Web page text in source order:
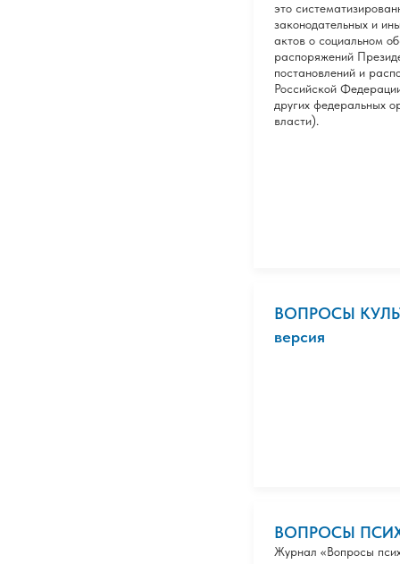
это
законодательных и
актов о социальном
распоряжений
постановлений и
Российской
других федеральных
власти).
ВОПРОСЫ
версия
ВОПРОСЫ
Журнал «Вопросы